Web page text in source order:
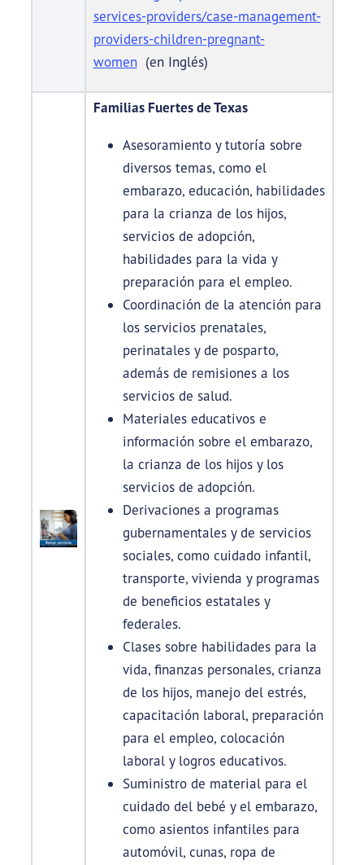
services-providers/case-management-
providers-children-pregnant-
women(en Inglés)
Familias Fuertes de Texas
Asesoramiento y tutoría sobre
diversos temas, como el
embarazo, educación, habilidades
para la crianza de los hijos,
servicios de adopción,
habilidades para la vida y
preparación para el empleo.
Coordinación de la atención para
los servicios prenatales,
perinatales y de posparto,
además de remisiones a los
servicios de salud.
Materiales educativos e
información sobre el embarazo,
la crianza de los hijos y los
servicios de adopción.
Derivaciones a programas
gubernamentales y de servicios
sociales, como cuidado infantil,
transporte, vivienda y programas
de beneficios estatales y
federales.
Clases sobre habilidades para la
vida, finanzas personales, crianza
de los hijos, manejo del estrés,
capacitación laboral, preparación
para el empleo, colocación
laboral y logros educativos.
Suministro de material para el
cuidado del bebé y el embarazo,
como asientos infantiles para
automóvil, cunas, ropa de